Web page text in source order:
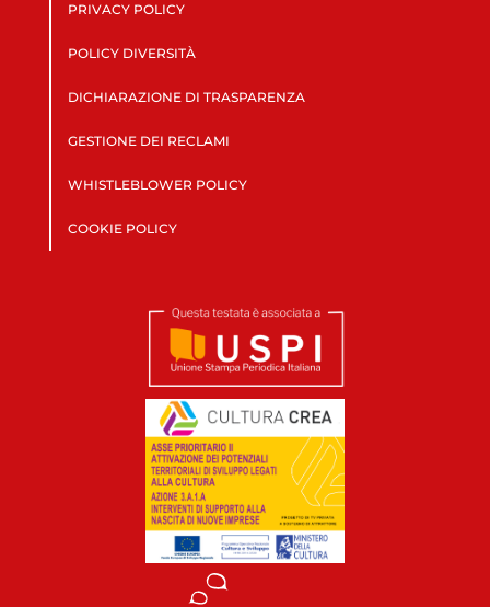
PRIVACY POLICY
POLICY DIVERSITÀ
DICHIARAZIONE DI TRASPARENZA
GESTIONE DEI RECLAMI
WHISTLEBLOWER POLICY
COOKIE POLICY